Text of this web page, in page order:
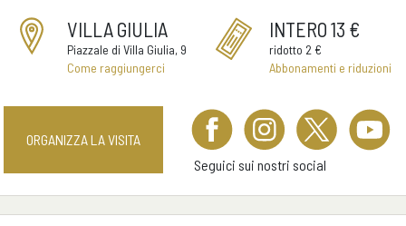
VILLA GIULIA
Piazzale di Villa Giulia, 9
Come raggiungerci
INTERO 13 €
ridotto 2 €
Abbonamenti e riduzioni
ORGANIZZA LA VISITA
Seguici sui nostri social